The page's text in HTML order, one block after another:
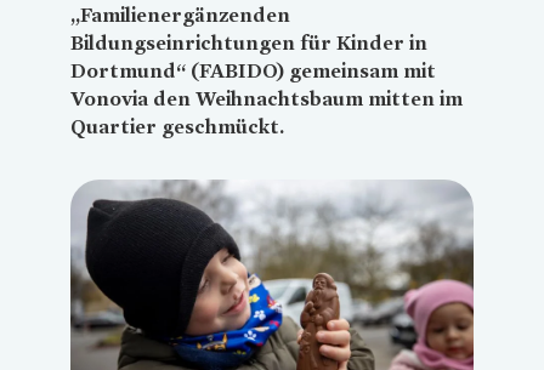
„Familienergänzenden
Bildungseinrichtungen für Kinder in
Dortmund“ (FABIDO) gemeinsam mit
Vonovia den Weihnachtsbaum mitten im
Quartier geschmückt.
Loading...